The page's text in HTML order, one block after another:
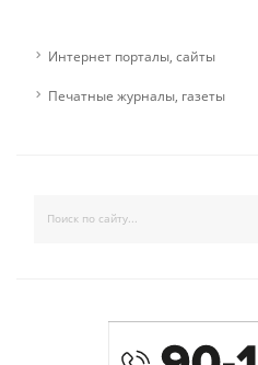
Интернет порталы, сайты
Печатные журналы, газеты